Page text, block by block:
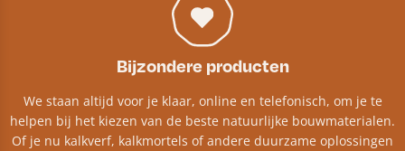
Bijzondere producten
We staan altijd voor je klaar, online en telefonisch, om je te
helpen bij het kiezen van de beste natuurlijke bouwmaterialen.
Of je nu kalkverf, kalkmortels of andere duurzame oplossingen